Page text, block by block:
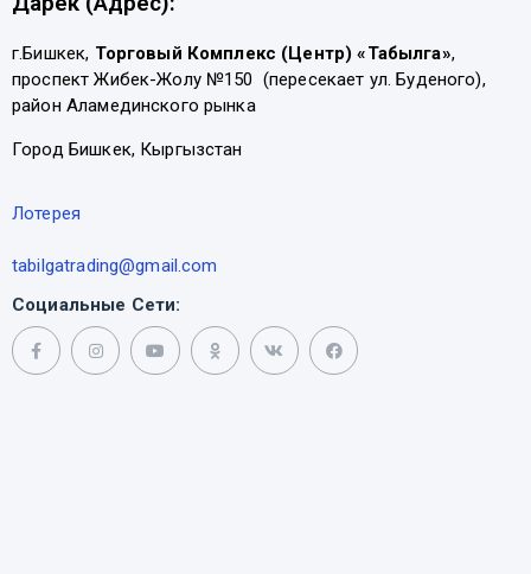
г.Бишкек, Торговый Комплекс (Центр) «Табылга»,
проспект Жибек-Жолу №150 (пересекает ул. Буденого),
район Аламединского рынка
Город Бишкек, Кыргызстан
Лотерея
tabilgatrading@gmail.com
Социальные Сети: